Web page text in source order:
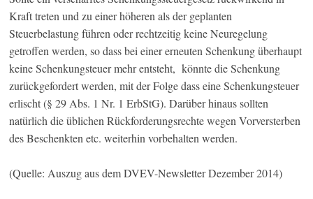
Kraft treten und zu einer höheren als der geplanten
Steuerbelastung führen oder rechtzeitig keine Neuregelung
getroffen werden, so dass bei einer erneuten Schenkung überhaupt
keine Schenkungsteuer mehr entsteht, könnte die Schenkung
zurückgefordert werden, mit der Folge dass eine Schenkungsteuer
erlischt (§ 29 Abs. 1 Nr. 1 ErbStG). Darüber hinaus sollten
natürlich die üblichen Rückforderungsrechte wegen Vorversterben
des Beschenkten etc. weiterhin vorbehalten werden.
(Quelle: Auszug aus dem DVEV-Newsletter Dezember 2014)